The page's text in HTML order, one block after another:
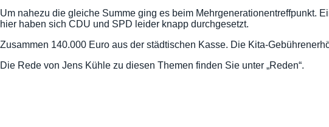
Um nahezu die gleiche Summe ging es beim Mehrgenerationentreffpunkt.
hier haben sich CDU und SPD leider knapp durchgesetzt.
Zusammen 140.000 Euro aus der städtischen Kasse. Die Kita-
Die Rede von Jens Kühle zu diesen Themen finden Sie unter „Reden“.